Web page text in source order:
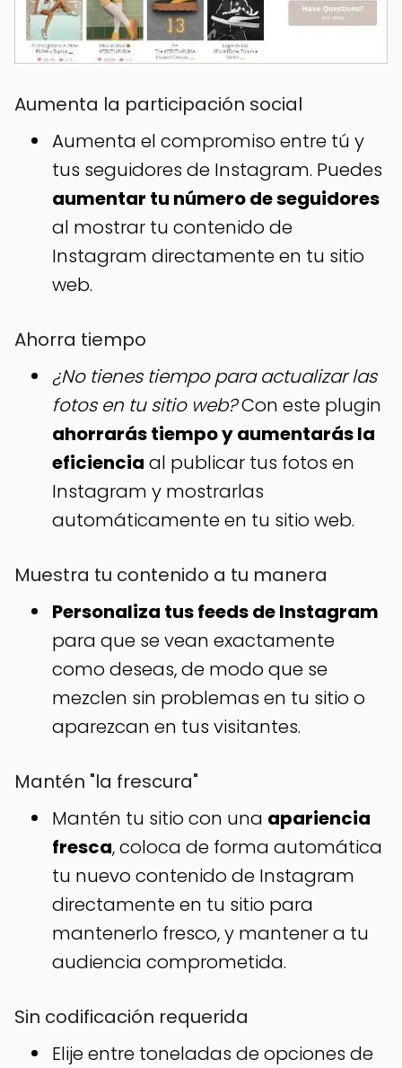
Aumenta la participación social
Aumenta el compromiso entre tú y
tus seguidores de Instagram. Puedes
aumentar tu número de seguidores
al mostrar tu contenido de
Instagram directamente en tu sitio
web.
Ahorra tiempo
¿No tienes tiempo para actualizar las
fotos en tu sitio web?Con este plugin
ahorrarás tiempo y aumentarás la
eficiencia al publicar tus fotos en
Instagram y mostrarlas
automáticamente en tu sitio web.
Muestra tu contenido a tu manera
Personaliza tus feeds de Instagram
para que se vean exactamente
como deseas, de modo que se
mezclen sin problemas en tu sitio o
aparezcan en tus visitantes.
Mantén "la frescura"
Mantén tu sitio con una apariencia
fresca, coloca de forma automática
tu nuevo contenido de Instagram
directamente en tu sitio para
mantenerlo fresco, y mantener a tu
audiencia comprometida.
Sin codificación requerida
Elije entre toneladas de opciones de